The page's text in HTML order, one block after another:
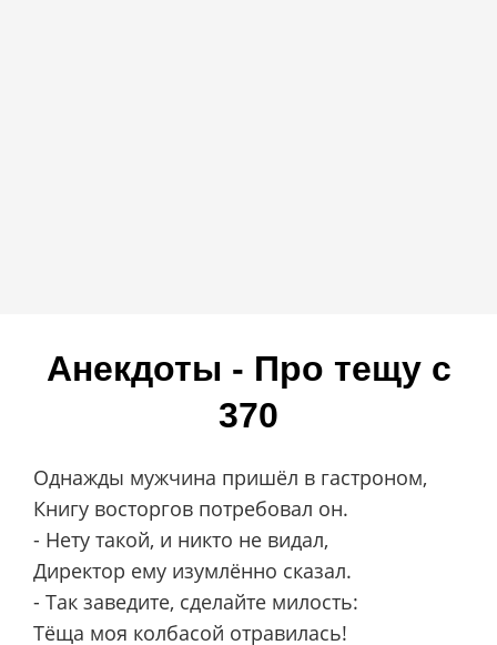
Анекдоты - Про тещу c
370
Однажды мужчина пришёл в гастроном,
Книгу восторгов потребовал он.
- Нету такой, и никто не видал,
Директор ему изумлённо сказал.
- Так заведите, сделайте милость:
Тёща моя колбасой отравилась!